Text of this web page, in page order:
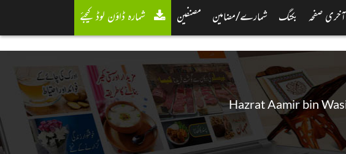
آخری صفحہ بکنگ شمارے/مضامین مصنفین شمارہ ڈاؤن لوڈ کیجئے